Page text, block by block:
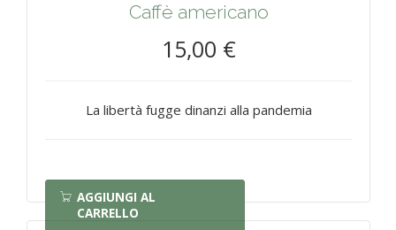
Caffè americano
15,00 €
La libertà fugge dinanzi alla pandemia
AGGIUNGI AL
CARRELLO